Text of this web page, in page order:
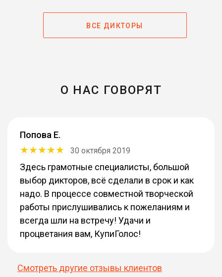
ВСЕ ДИКТОРЫ
О НАС ГОВОРЯТ
Попова Е.
30 октября 2019
Здесь грамотные специалисты, большой
выбор дикторов, всё сделали в срок и как
надо. В процессе совместной творческой
работы прислушивались к пожеланиям и
всегда шли на встречу! Удачи и
процветания вам, КупиГолос!
Смотреть другие отзывы клиентов